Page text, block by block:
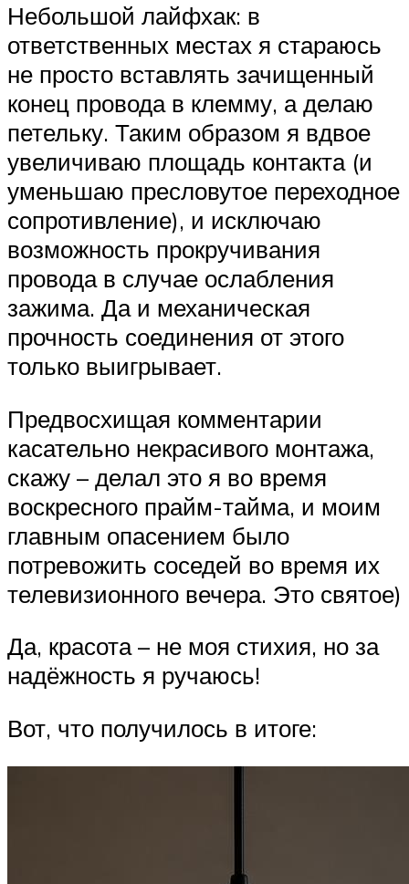
Небольшой лайфхак: в
ответственных местах я стараюсь
не просто вставлять зачищенный
конец провода в клемму, а делаю
петельку. Таким образом я вдвое
увеличиваю площадь контакта (и
уменьшаю пресловутое переходное
сопротивление), и исключаю
возможность прокручивания
провода в случае ослабления
зажима. Да и механическая
прочность соединения от этого
только выигрывает.
Предвосхищая комментарии
касательно некрасивого монтажа,
скажу – делал это я во время
воскресного прайм-тайма, и моим
главным опасением было
потревожить соседей во время их
телевизионного вечера. Это святое)
Да, красота – не моя стихия, но за
надёжность я ручаюсь!
Вот, что получилось в итоге: